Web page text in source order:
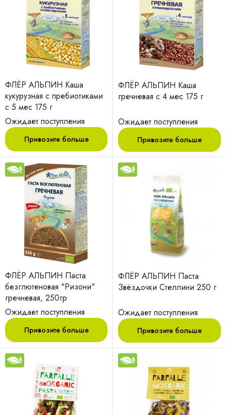
ФЛЁР АЛЬПИН Каша
кукурузная с пребиотиками
с 5 мес 175 г
Ожидает поступления
Привозите больше
ФЛЁР АЛЬПИН Каша
гречневая с 4 мес 175 г
Ожидает поступления
Привозите больше
ФЛЁР АЛЬПИН Паста
безглютеновая "Ризони"
гречневая, 250гр
Ожидает поступления
Привозите больше
ФЛЁР АЛЬПИН Паста
Звёздочки Стеллини 250 г
Ожидает поступления
Привозите больше